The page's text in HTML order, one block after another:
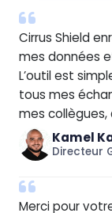
Cirrus Shield
mes données
L’outil est
tous mes
mes
Kamel
Directeur
Merci pour